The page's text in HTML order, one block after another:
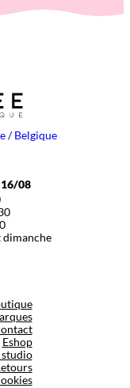
/ Belgique
16/08
dimanche
Eshop
studio